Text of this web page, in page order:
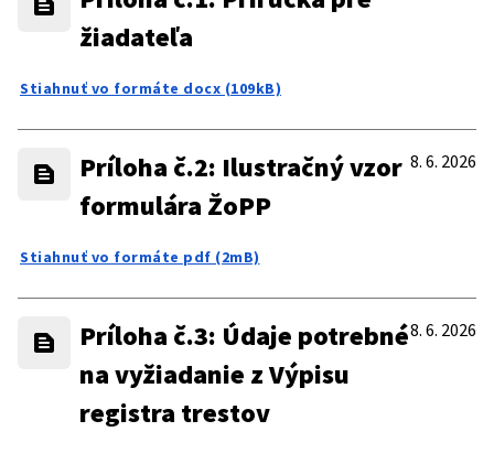
žiadateľa
Stiahnuť vo formáte docx (109kB)
Príloha č.2: Ilustračný vzor
formulára ŽoPP
8. 6. 2026
Stiahnuť vo formáte pdf (2mB)
Príloha č.3: Údaje potrebné
na vyžiadanie z Výpisu
registra trestov
8. 6. 2026